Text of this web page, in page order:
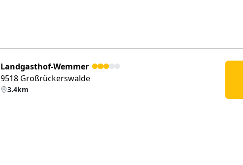
Landgasthof-Wemmer
9518 Großrückerswalde
3.4km